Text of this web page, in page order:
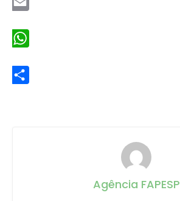
Agência FAPESP